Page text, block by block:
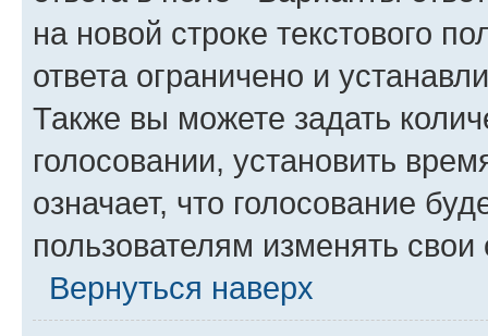
на новой строке текстового
ответа ограничено и
Также вы можете задать
голосовании, установить
означает, что голосование
пользователям изменять свои
Вернуться наверх